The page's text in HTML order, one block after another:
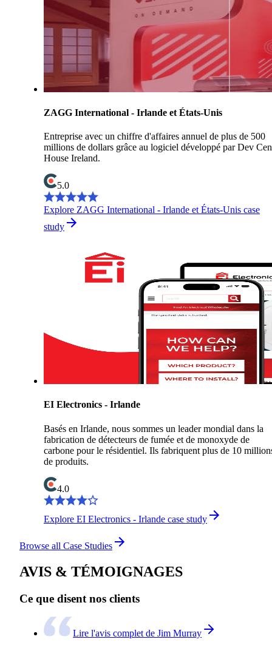
ZAGG International - Irlande et États-Unis
Entreprise avec un chiffre d'affaires annuel de plus de 500
millions de dollars grâce au logiciel développé par Dev
House Ireland.
5.0
Explore ZAGG International - Irlande et États-Unis case
study
EI Electronics - Irlande
Basés en Irlande, nous sommes un leader mondial dans la
fabrication de détecteurs de fumée et de monoxyde de
carbone pour le résidentiel. Ils fabriquent plus de 10
de produits.
4.0
Explore EI Electronics - Irlande case study
Browse all Case Studies
AVIS & TÉMOIGNAGES
Ce que disent nos clients
Lire l'avis complet de Jim Murray